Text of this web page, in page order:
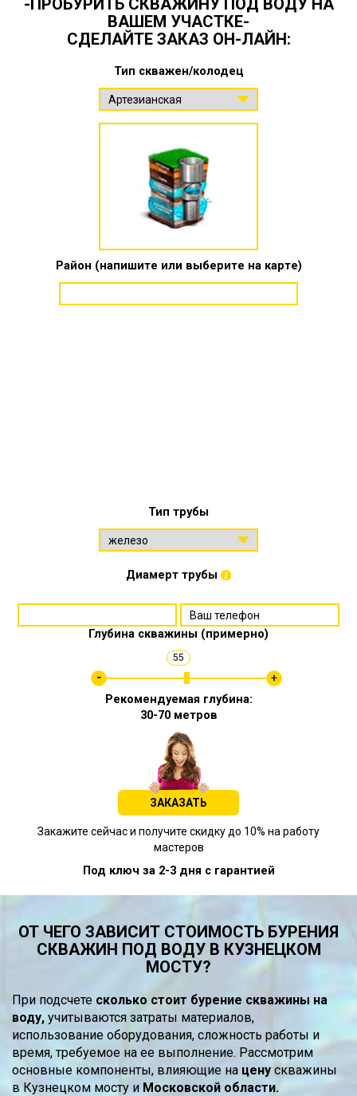
ВАШЕМ УЧАСТКЕ-
СДЕЛАЙТЕ ЗАКАЗ ОН-ЛАЙН:
Тип скважен/колодец
Район (напишите или выберите на карте)
Тип трубы
Диамерт трубы
Глубина скважины (примерно)
55
Рекомендуемая глубина:
30-70 метров
ЗАКАЗАТЬ
Закажите сейчас и получите скидку до 10% на работу
мастеров
Под ключ за 2-3 дня с гарантией
ОТ ЧЕГО ЗАВИСИТ СТОИМОСТЬ БУРЕНИЯ
СКВАЖИН ПОД ВОДУ В КУЗНЕЦКОМ
МОСТУ?
При подсчете сколько стоит бурение скважины на
воду, учитываются затраты материалов,
использование оборудования, сложность работы и
время, требуемое на ее выполнение. Рассмотрим
основные компоненты, влияющие на цену скважины
в Кузнецком мосту и Московской области.